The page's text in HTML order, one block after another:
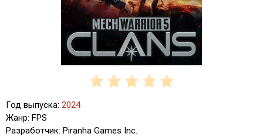
Год выпуска: 2024
Жанр: FPS
Разработчик: Piranha Games Inc.